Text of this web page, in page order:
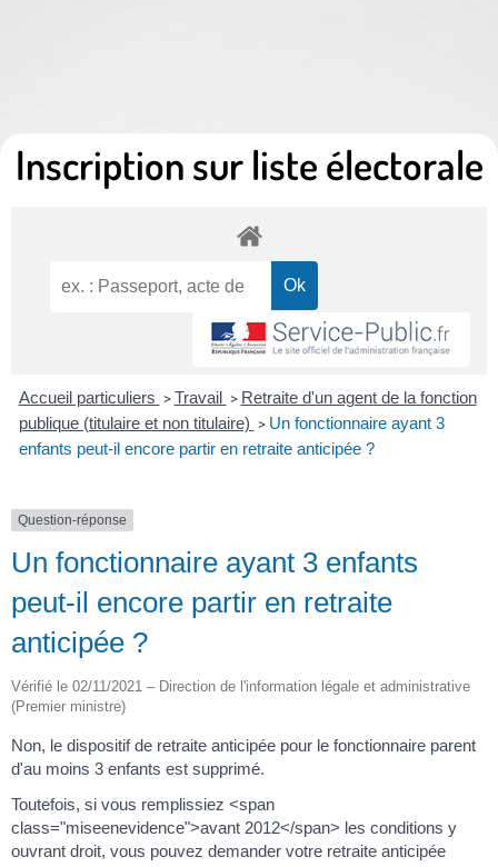
Inscription sur liste électorale
Accueil particuliers > Travail > Retraite d'un agent de la fonction
publique (titulaire et non titulaire) > Un fonctionnaire ayant 3
enfants peut-il encore partir en retraite anticipée ?
Question-réponse
Un fonctionnaire ayant 3 enfants
peut-il encore partir en retraite
anticipée ?
Vérifié le 02/11/2021 – Direction de l'information légale et administrative
(Premier ministre)
Non, le dispositif de retraite anticipée pour le fonctionnaire parent
d'au moins 3 enfants est supprimé.
Toutefois, si vous remplissiez <span
class="miseenevidence">avant 2012</span> les conditions y
ouvrant droit, vous pouvez demander votre retraite anticipée